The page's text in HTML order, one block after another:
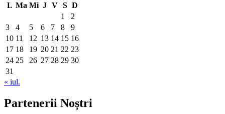
L Ma Mi J V S D
1
2
3
4 5 6 7 8
9
10 11 12 13 14 15 16
17 18 19 20 21 22 23
24 25 26 27 28 29 30
31
« iul.
Partenerii Noștri